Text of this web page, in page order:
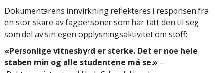
Dokumentarens innvirkning reflekteres i responsen fra
en stor skare av fagpersoner som har tatt den til seg
som del av sin egen opplysningsaktivitet om stoff:
«Personlige vitnesbyrd er sterke. Det er noe hele
staben min og alle studentene må se.» –